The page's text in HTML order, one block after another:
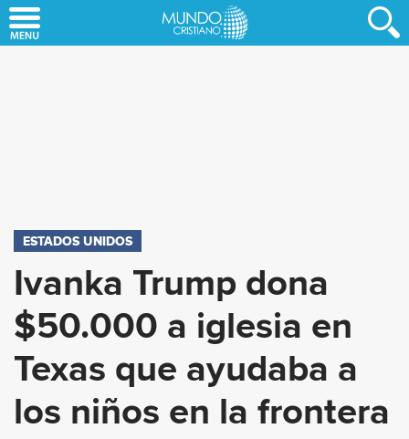
to
ESTADOS UNIDOS
Ivanka Trump dona
$50.000 a iglesia en
Texas que ayudaba a
los niños en la frontera